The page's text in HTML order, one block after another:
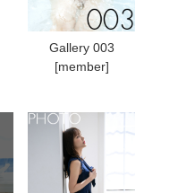
Gallery 003
[member]